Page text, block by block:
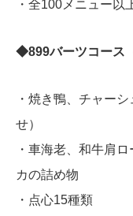
・全100メニュー以
◆899バーツコース
・焼き鴨、チャー
せ）
・車海老、和牛肩
カの詰め物
・点心15種類